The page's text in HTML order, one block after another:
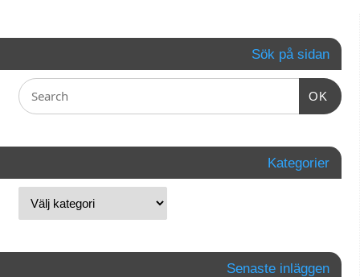
Sök på sidan
OK
Kategorier
Senaste inläggen